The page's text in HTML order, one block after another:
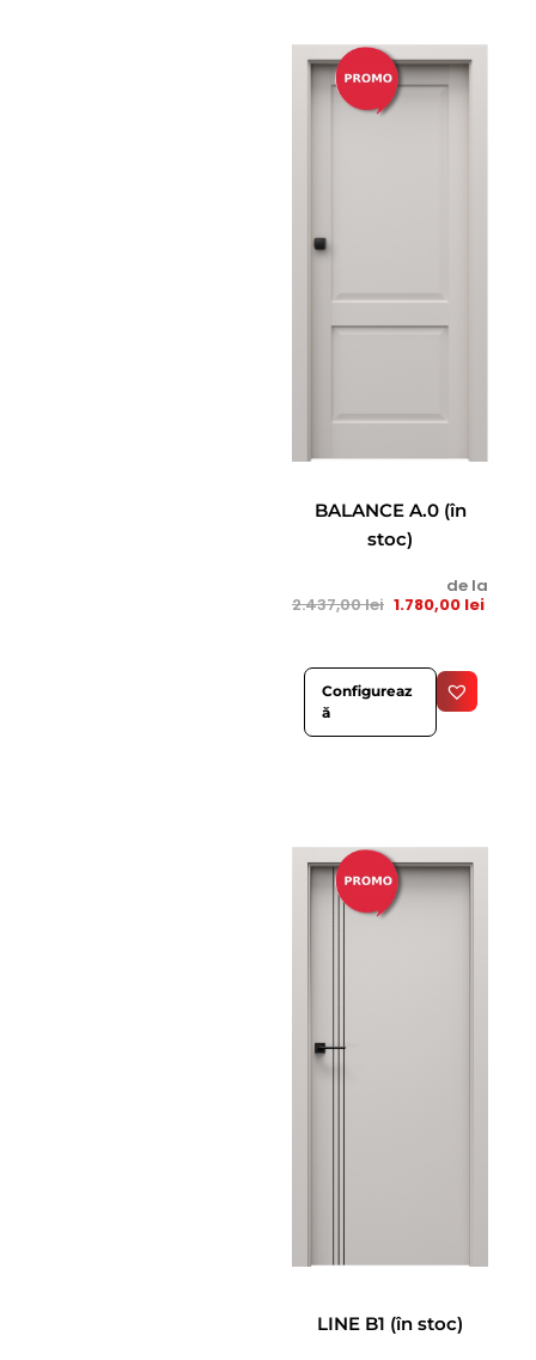
BALANCE A.0 (în
stoc)
de la
2.437,00lei 1.780,00 lei
Configureaz
ă
LINE B1 (în stoc)